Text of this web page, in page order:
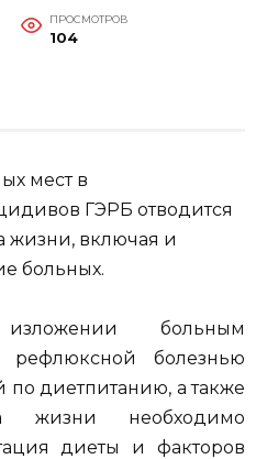
ПРОСМОТРОВ
104
мест в
ГЭРБ отводится
жизни, включая и
больных.
больным
рефлюксной болезнью
диетпитанию, а также
жизни необходимо
диеты и факторов